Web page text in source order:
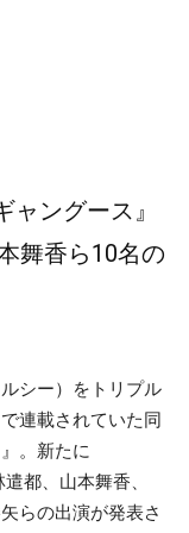
ングース』
舞香ら10名の
シー）をトリプル
連載されていた同
』。新たに
都、山本舞香、
らの出演が発表さ